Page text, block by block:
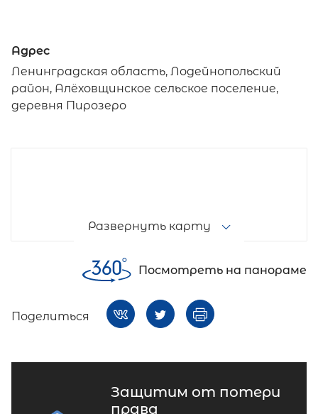
Адрес
Ленинградская область, Лодейнопольский
район, Алёховщинское сельское поселение,
деревня Пирозеро
Развернуть карту
Посмотреть на панораме
Поделиться
Защитим от потери
права